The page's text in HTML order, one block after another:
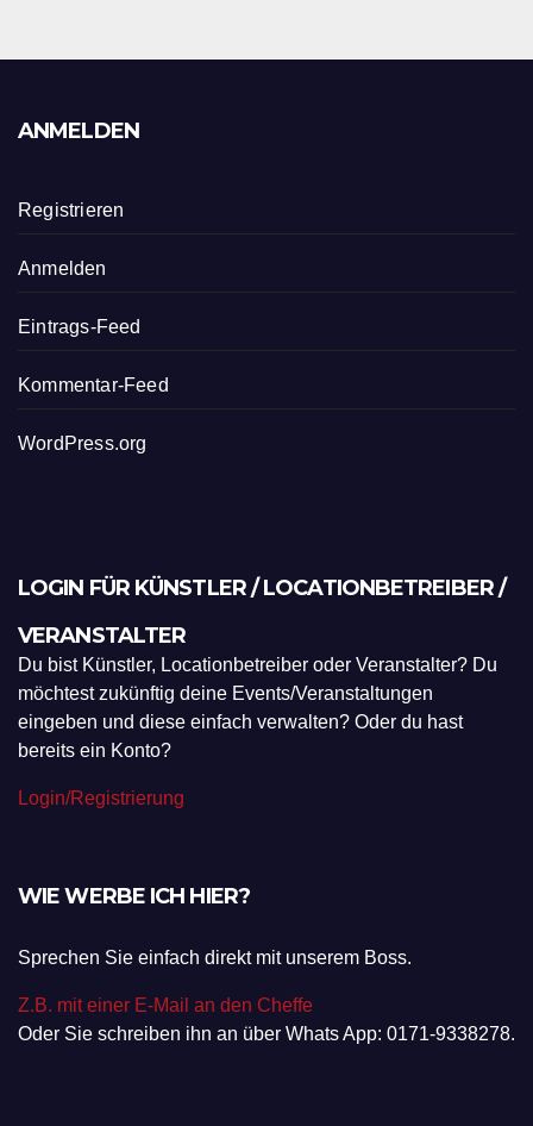
ANMELDEN
Registrieren
Anmelden
Eintrags-Feed
Kommentar-Feed
WordPress.org
LOGIN FÜR KÜNSTLER / LOCATIONBETREIBER /
VERANSTALTER
Du bist Künstler, Locationbetreiber oder Veranstalter? Du
möchtest zukünftig deine Events/Veranstaltungen
eingeben und diese einfach verwalten? Oder du hast
bereits ein Konto?
Login/Registrierung
WIE WERBE ICH HIER?
Sprechen Sie einfach direkt mit unserem Boss.
Z.B. mit einer E-Mail an den Cheffe
Oder Sie schreiben ihn an über Whats App: 0171-9338278.